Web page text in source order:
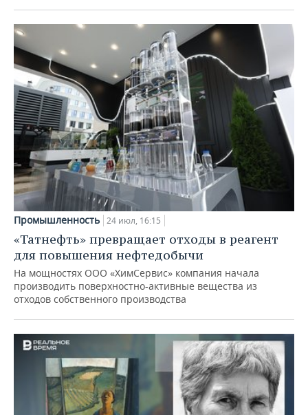
Промышленность 24 июл, 16:15
«Татнефть» превращает отходы в реагент
для повышения нефтедобычи
На мощностях ООО «ХимСервис» компания начала
производить поверхностно-активные вещества из
отходов собственного производства